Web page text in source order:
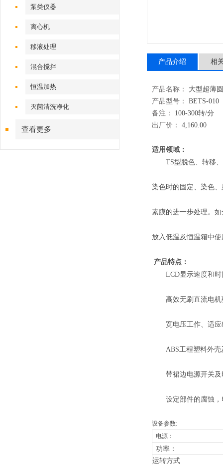
泵类仪器
离心机
移液处理
混合搅拌
恒温加热
灭菌清洗净化
查看更多
产品介绍 相
产品名称：
大型超薄
产品型号：
BETS-010
备注：
100-300转/分
出厂价：
4,160.00
适用领域：
TS型脱色、转移
染色时的固定、染色
素膜的进一步处理。
放入低温及恒温箱中使
产品特点：
LCD显示速度和时
高效无刷直流电机
宽电压工作、适应
ABS工程塑料外壳
带裙边电源开关及
设定部件的腐蚀，
设备参数:
电源：
功率：
运转方式